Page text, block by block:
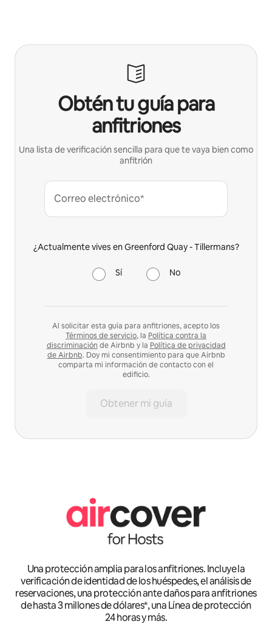
Obtén tu guía para
anfitriones
Una lista de verificación sencilla para que te vaya bien como
anfitrión
Correo electrónico*
¿Actualmente vives en Greenford Quay - Tillermans?
Sí No
Al solicitar esta guía para anfitriones, acepto los
Términos de servicio, la Política contra la
discriminación de Airbnb y la Política de privacidad
de Airbnb. Doy mi consentimiento para que Airbnb
comparta mi información de contacto con el
edificio.
Obtener mi guía
Una protección amplia para los anfitriones. Incluye la
verificación de identidad de los huéspedes, el análisis de
reservaciones, una protección ante daños para anfitriones
de hasta 3 millones de dólares*, una Línea de protección
24 horas y más.